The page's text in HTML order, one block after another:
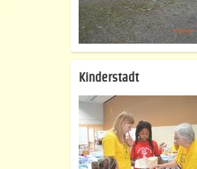
Kinderstadt